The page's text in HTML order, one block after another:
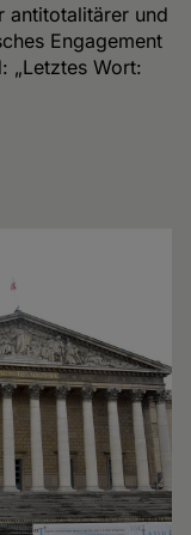
antitotalitärer und
Engagement
„Letztes Wort: